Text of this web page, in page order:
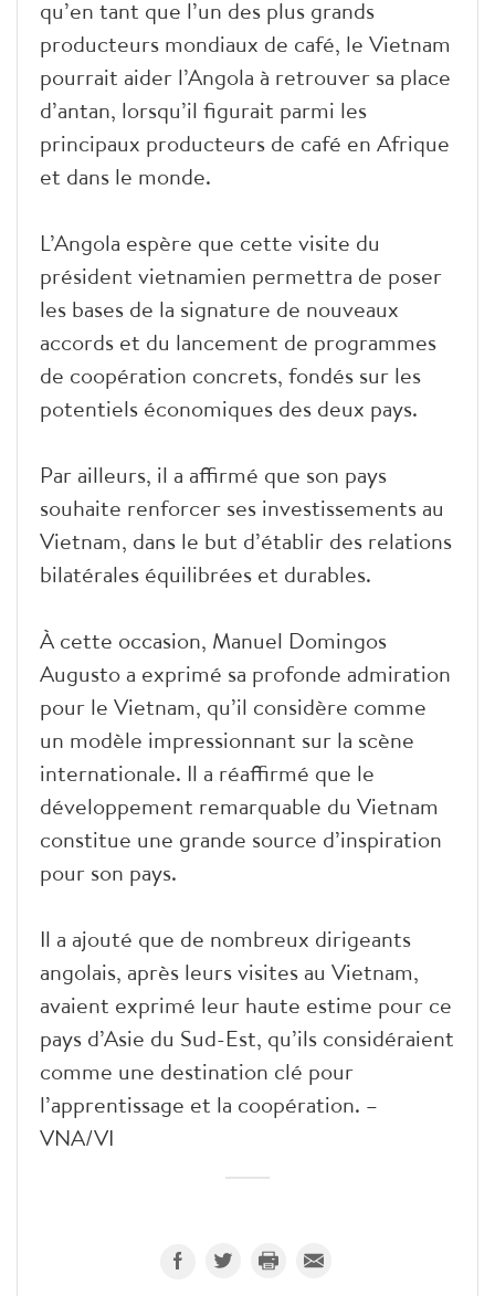
qu’en tant que l’un des plus grands
producteurs mondiaux de café, le Vietnam
pourrait aider l’Angola à retrouver sa place
d’antan, lorsqu’il figurait parmi les
principaux producteurs de café en Afrique
et dans le monde.
L’Angola espère que cette visite du
président vietnamien permettra de poser
les bases de la signature de nouveaux
accords et du lancement de programmes
de coopération concrets, fondés sur les
potentiels économiques des deux pays.
Par ailleurs, il a affirmé que son pays
souhaite renforcer ses investissements au
Vietnam, dans le but d’établir des relations
bilatérales équilibrées et durables.
À cette occasion, Manuel Domingos
Augusto a exprimé sa profonde admiration
pour le Vietnam, qu’il considère comme
un modèle impressionnant sur la scène
internationale. Il a réaffirmé que le
développement remarquable du Vietnam
constitue une grande source d’inspiration
pour son pays.
Il a ajouté que de nombreux dirigeants
angolais, après leurs visites au Vietnam,
avaient exprimé leur haute estime pour ce
pays d’Asie du Sud-Est, qu’ils considéraient
comme une destination clé pour
l’apprentissage et la coopération. –
VNA/VI